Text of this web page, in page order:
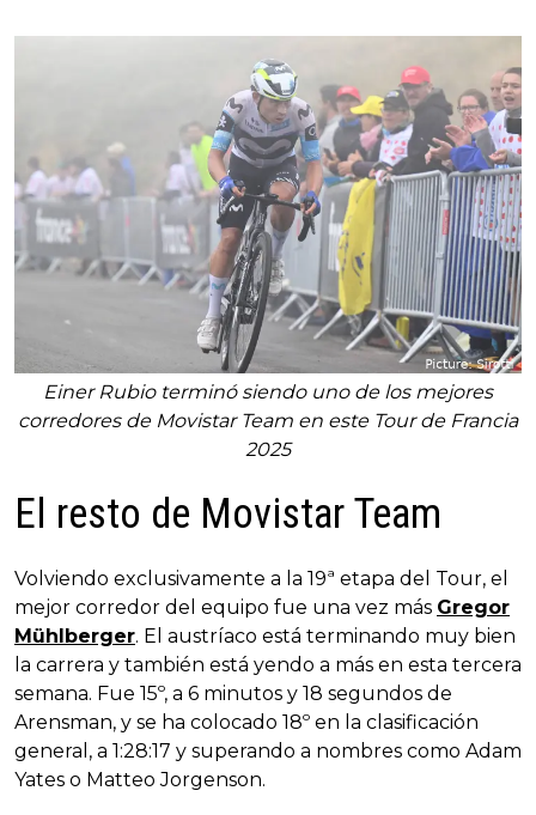
Einer Rubio terminó siendo uno de los mejores
corredores de Movistar Team en este Tour de Francia
2025
El resto de Movistar Team
Volviendo exclusivamente a la 19ª etapa del Tour, el
mejor corredor del equipo fue una vez más Gregor
Mühlberger. El austríaco está terminando muy bien
la carrera y también está yendo a más en esta tercera
semana. Fue 15º, a 6 minutos y 18 segundos de
Arensman, y se ha colocado 18º en la clasificación
general, a 1:28:17 y superando a nombres como Adam
Yates o Matteo Jorgenson.